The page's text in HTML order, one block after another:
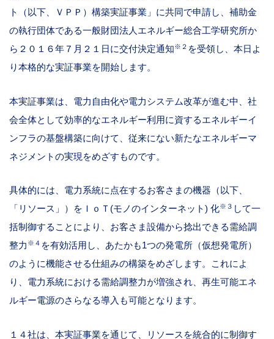
ト（以下、ＶＰＰ）構築実証事業」に共同で申請し、補助金
の執行団体である一般財団法人エネルギー総合工学研究所か
ら２０１６年７月２１日に交付決定通知※２ を受領し、本日よ
り本格的な実証事業を開始します。
本実証事業は、電力自由化や電力システム改革が進む中、社
会全体として効率的なエネルギー利用に資するエネルギーイ
ンフラの基盤構築に向けて、従来にない新たなエネルギーマ
ネジメントの実現をめざすものです。
具体的には、電力系統に点在するお客さまの機器（以下、
「リソース」）をＩｏＴ(モノのインターネット) 化※３ して一
括制御することにより、お客さま設備から捻出できる需給調
整力 ※４ を有効活用し、あたかも1つの発電所（仮想発電所）
のように機能させる仕組みの構築をめざします。これによ
り、電力系統における需給調整力が増強され、再生可能エネ
ルギー電源のさらなる導入も可能となります。
１４社は、本実証事業を通じて、リソースを統合的に制御す